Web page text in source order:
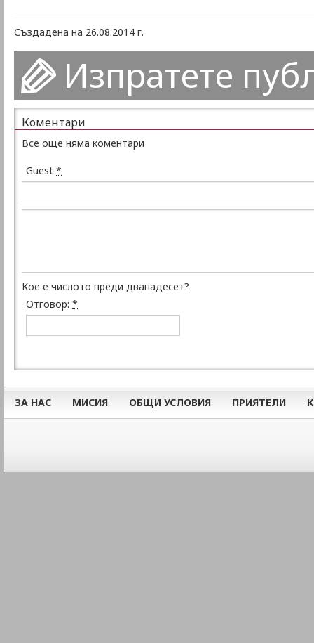
Създадена на 26.08.2014 г.
Изпратете
Коментари
Все още няма коментари
Guest *
Кое е числото преди дванадесет?
Отговор: *
ЗА НАС МИСИЯ ОБЩИ УСЛОВИЯ ПРИЯТЕЛИ